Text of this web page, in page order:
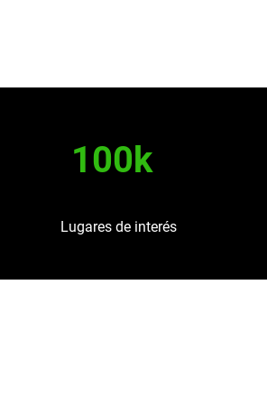
100k
Lugares de interés